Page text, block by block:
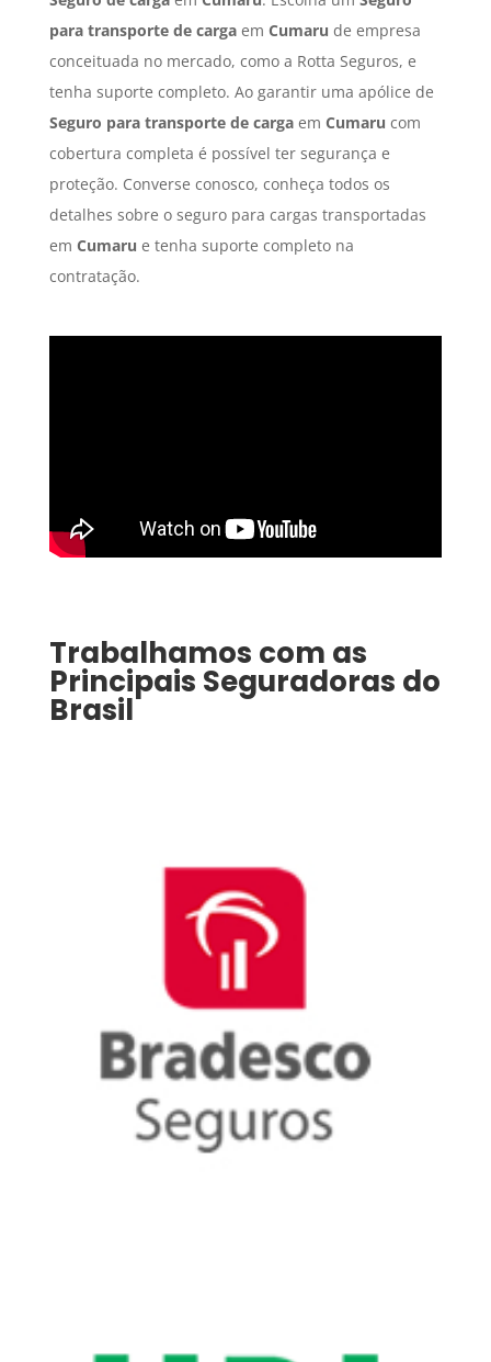
para transporte de cargaem Cumaru de empresa
conceituada no mercado, como a Rotta Seguros, e
tenha suporte completo. Ao garantir uma apólice de
Seguro para transporte de cargaem Cumaru com
cobertura completa é possível ter segurança e
proteção. Converse conosco, conheça todos os
detalhes sobre o seguro para cargas transportadas
em Cumaru e tenha suporte completo na
contratação.
Trabalhamos com as
Principais Seguradoras do
Brasil